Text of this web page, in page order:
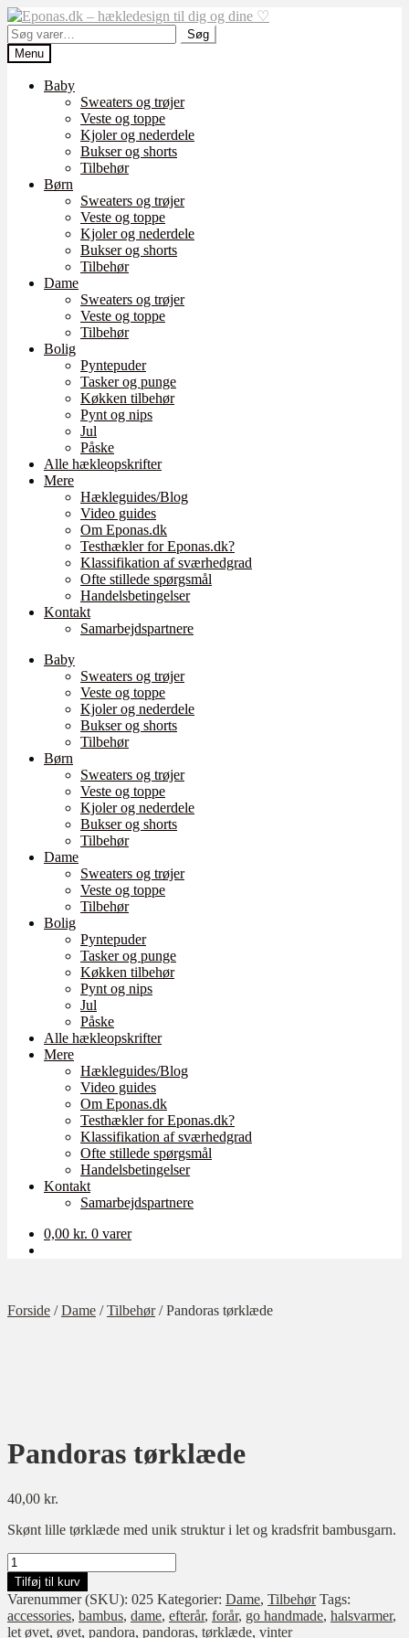
Spring
til
navigation
Spring
til
indhold
Søg
efter:
Søg
Menu
Baby
Sweaters og trøjer
Veste og toppe
Kjoler og nederdele
Bukser og shorts
Tilbehør
Børn
Sweaters og trøjer
Veste og toppe
Kjoler og nederdele
Bukser og shorts
Tilbehør
Dame
Sweaters og trøjer
Veste og toppe
Tilbehør
Bolig
Pyntepuder
Tasker og punge
Køkken tilbehør
Pynt og nips
Jul
Påske
Alle hækleopskrifter
Mere
Hækleguides/Blog
Video guides
Om Eponas.dk
Testhækler for Eponas.dk?
Klassifikation af sværhedgrad
Ofte stillede spørgsmål
Handelsbetingelser
Kontakt
Samarbejdspartnere
Baby
Sweaters og trøjer
Veste og toppe
Kjoler og nederdele
Bukser og shorts
Tilbehør
Børn
Sweaters og trøjer
Veste og toppe
Kjoler og nederdele
Bukser og shorts
Tilbehør
Dame
Sweaters og trøjer
Veste og toppe
Tilbehør
Bolig
Pyntepuder
Tasker og punge
Køkken tilbehør
Pynt og nips
Jul
Påske
Alle hækleopskrifter
Mere
Hækleguides/Blog
Video guides
Om Eponas.dk
Testhækler for Eponas.dk?
Klassifikation af sværhedgrad
Ofte stillede spørgsmål
Handelsbetingelser
Kontakt
Samarbejdspartnere
0,00 kr. 0 varer
Forside /Dame /Tilbehør/Pandoras tørklæde
Pandoras tørklæde
40,00 kr.
Skønt lille tørklæde med unik struktur i let og kradsfrit bambusgarn.
Pandoras
tørklæde
antal
Tilføj til kurv
Varenummer (SKU): 025 Kategorier: Dame, Tilbehør Tags:
accessories, bambus, dame, efterår, forår, go handmade, halsvarmer,
let øvet, øvet, pandora, pandoras, tørklæde, vinter